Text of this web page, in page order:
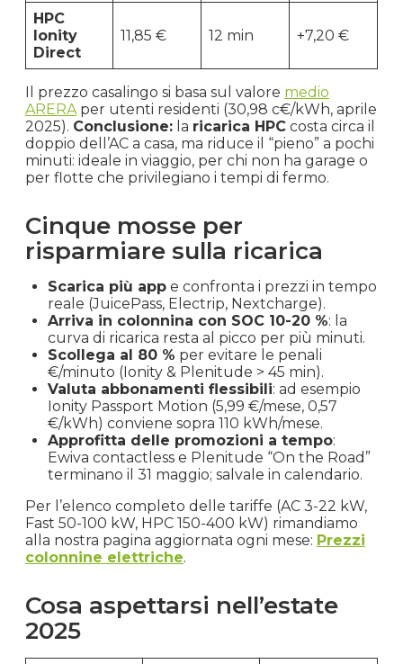
HPC
Ionity
Direct
11,85 € 12 min +7,20 €
Il prezzo casalingo si basa sul valore medio
ARERAper utenti residenti (30,98 c€/kWh, aprile
2025). Conclusione: la ricarica HPC costa circa il
doppio dell’AC a casa, ma riduce il “pieno” a pochi
minuti: ideale in viaggio, per chi non ha garage o
per flotte che privilegiano i tempi di fermo.
Cinque mosse per
risparmiare sulla ricarica
Scarica più app e confronta i prezzi in tempo
reale (JuicePass, Electrip, Nextcharge).
Arriva in colonnina con SOC 10-20 %: la
curva di ricarica resta al picco per più minuti.
Scollega al 80 % per evitare le penali
€/minuto (Ionity & Plenitude > 45 min).
Valuta abbonamenti flessibili: ad esempio
Ionity Passport Motion (5,99 €/mese, 0,57
€/kWh) conviene sopra 110 kWh/mese.
Approfitta delle promozioni a tempo:
Ewiva contactless e Plenitude “On the Road”
terminano il 31 maggio; salvale in calendario.
Per l’elenco completo delle tariffe (AC 3-22 kW,
Fast 50-100 kW, HPC 150-400 kW) rimandiamo
alla nostra pagina aggiornata ogni mese: Prezzi
colonnine elettriche.
Cosa aspettarsi nell’estate
2025